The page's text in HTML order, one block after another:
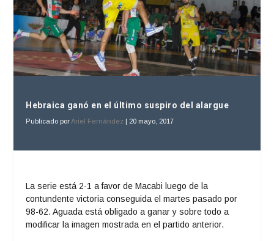
Hebraica ganó en el último suspiro del alargue
Publicado porAriel Fernández | 20 mayo, 2017
La serie está 2-1 a favor de Macabi luego de la
contundente victoria conseguida el martes pasado por
98-62. Aguada está obligado a ganar y sobre todo a
modificar la imagen mostrada en el partido anterior.